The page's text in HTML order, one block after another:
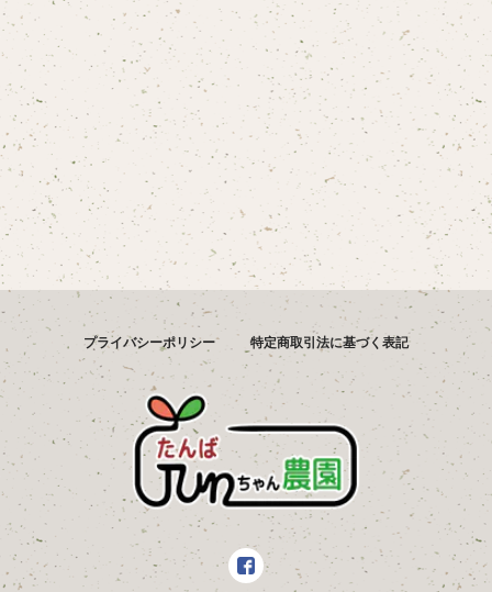
プライバシーポリシー 特定商取引法に基づく表記